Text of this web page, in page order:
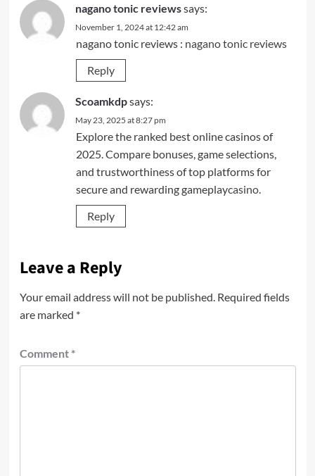
nagano tonic reviewssays:
November 1, 2024 at 12:42 am
nagano tonic reviews : nagano tonic reviews
Reply
Scoamkdpsays:
May 23, 2025 at 8:27 pm
Explore the ranked best online casinos of
2025. Compare bonuses, game selections,
and trustworthiness of top platforms for
secure and rewarding gameplaycasino.
Reply
Leave a Reply
Your email address will not be published. Required fields
are marked *
Comment *